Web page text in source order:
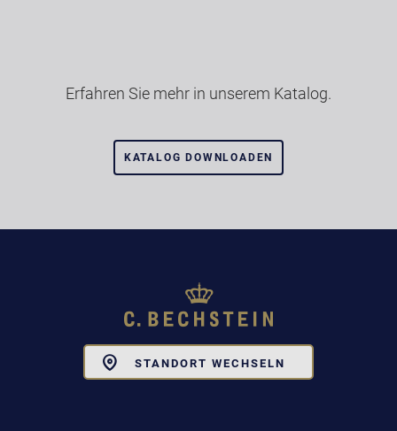
Erfahren Sie mehr in unserem Katalog.
KATALOG DOWNLOADEN
STANDORT WECHSELN